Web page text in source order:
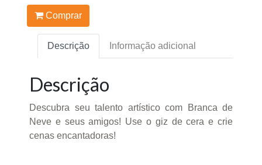
Comprar
Descrição Informação adicional
Descrição
Descubra seu talento artístico com Branca de
Neve e seus amigos! Use o giz de cera e crie
cenas encantadoras!